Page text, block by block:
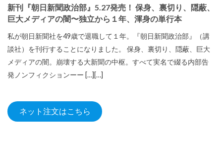
新刊『朝日新聞政治部』5.27発売！ 保身、裏切り、隠蔽、
巨大メディアの闇〜独立から１年、渾身の単行本
私が朝日新聞社を49歳で退職して１年。『朝日新聞政治部』（講
談社）を刊行することになりました。 保身、裏切り、隠蔽、巨大
メディアの闇。崩壊する大新聞の中枢。すべて実名で綴る内部告
発ノンフィクションーー […][…]
ネット注文はこちら